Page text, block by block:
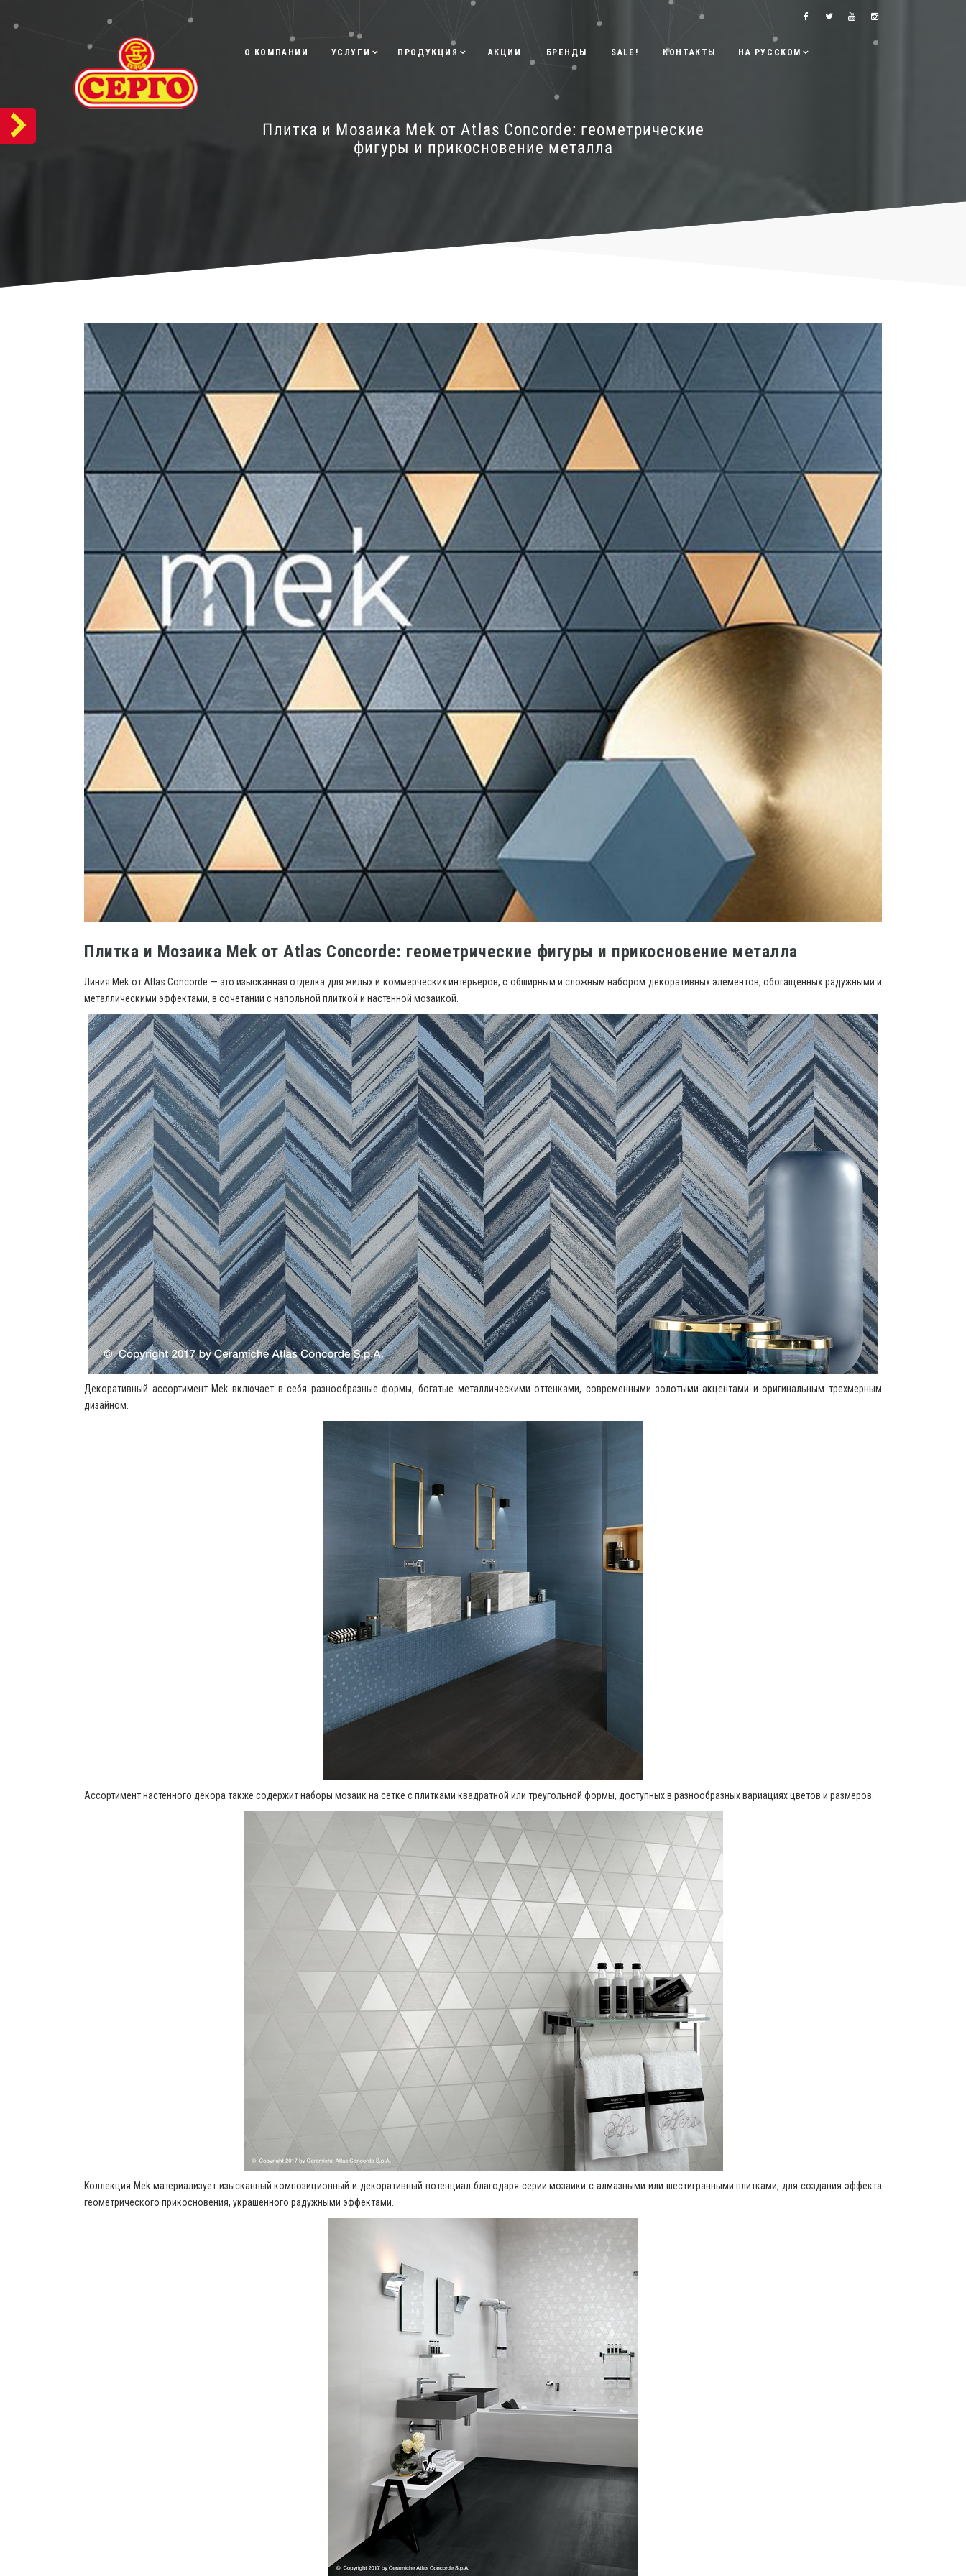
О КОМПАНИИ УСЛУГИ ПРОДУКЦИЯ АКЦИИ БРЕНДЫ SALE! КОНТАКТЫ НА РУССКОМ
Плитка и Мозаика Mek от Atlas Concorde: геометрические
фигуры и прикосновение металла
Плитка и Мозаика Mek от Atlas Concorde: геометрические фигуры и прикосновение металла
Линия Mek от Atlas Concorde — это изысканная отделка для жилых и коммерческих интерьеров, с обширным и сложным набором декоративных элементов, обогащенных радужными и
металлическими эффектами, в сочетании с напольной плиткой и настенной мозаикой.
Декоративный ассортимент Mek включает в себя разнообразные формы, богатые металлическими оттенками, современными золотыми акцентами и оригинальным трехмерным
дизайном.
Ассортимент настенного декора также содержит наборы мозаик на сетке с плитками квадратной или треугольной формы, доступных в разнообразных вариациях цветов и размеров.
Коллекция Mek материализует изысканный композиционный и декоративный потенциал благодаря серии мозаики с алмазными или шестигранными плитками, для создания эффекта
геометрического прикосновения, украшенного радужными эффектами.